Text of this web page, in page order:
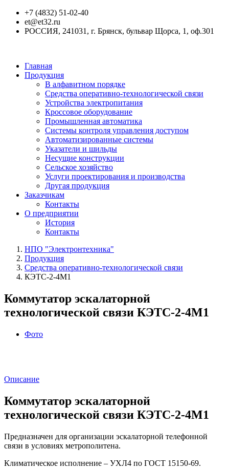
+7 (4832) 51-02-40
et@et32.ru
РОССИЯ, 241031, г. Брянск, бульвар Щорса, 1, оф.301
Главная
Продукция
В алфавитном порядке
Средства оперативно-технологической связи
Устройства электропитания
Кроссовое оборудование
Промышленная автоматика
Системы контроля управления доступом
Автоматизированные системы
Указатели и шильды
Несущие конструкции
Сельское хозяйство
Услуги проектирования и производства
Другая продукция
Заказчикам
Контакты
О предприятии
История
Контакты
НПО "Электронтехника"
Продукция
Средства оперативно-технологической связи
КЭТС-2-4М1
Коммутатор эскалаторной
технологической связи КЭТС‑2‑4М1
Фото
Описание
Коммутатор эскалаторной
технологической связи КЭТС‑2‑4М1
Предназначен для организации эскалаторной телефонной
связи в условиях метрополитена.
Климатическое исполнение – УХЛ4 по ГОСТ 15150‑69.